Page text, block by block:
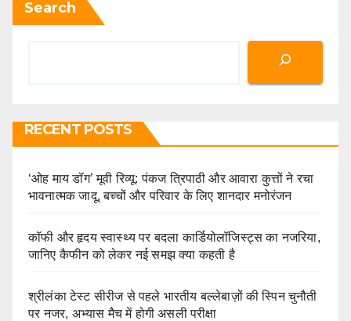
Search
RECENT POSTS
‘ओह माय डॉग’ मूवी रिव्यू: पंकज त्रिपाठी और आवारा कुत्तों ने रचा
भावनात्मक जादू, बच्चों और परिवार के लिए शानदार मनोरंजन
कॉफी और हृदय स्वास्थ्य पर बदला कार्डियोलॉजिस्ट्स का नजरिया,
जानिए कैफीन को लेकर नई समझ क्या कहती है
श्रीलंका टेस्ट सीरीज से पहले भारतीय बल्लेबाज़ों की स्पिन चुनौती
पर नजर, अभ्यास मैच में होगी असली परीक्षा